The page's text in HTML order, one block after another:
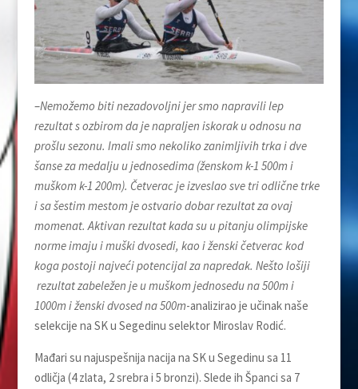
–Nemožemo biti nezadovoljni jer smo napravili lep
rezultat s ozbirom da je napraljen iskorak u odnosu na
prošlu sezonu. Imali smo nekoliko zanimljivih trka i dve
šanse za medalju u jednosedima (ženskom k-1 500m i
muškom k-1 200m). Četverac je izveslao sve tri odlične trke
i sa šestim mestom je ostvario dobar rezultat za ovaj
momenat. Aktivan rezultat kada su u pitanju olimpijske
norme imaju i muški dvosedi, kao i ženski četverac kod
koga postoji najveći potencijal za napredak. Nešto lošiji
rezultat zabeležen je u muškom jednosedu na 500m i
1000m i ženski dvosed na 500m-analizirao je učinak naše
selekcije na SK u Segedinu selektor Miroslav Rodić.
Mađari su najuspešnija nacija na SK u Segedinu sa 11
odličja (4 zlata, 2 srebra i 5 bronzi). Slede ih Španci sa 7